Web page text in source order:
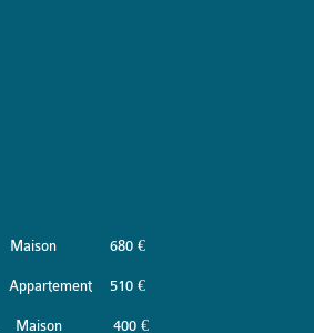
Maison 680 €
Appartement 510 €
Maison 400 €